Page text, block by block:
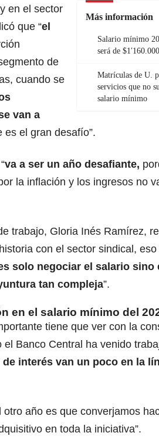
Más información
Salario mínimo
será de
Matrículas de U.
servicios que no
salario mínimo
en el sector
que “el
de
cuando se
van a
es el gran desafío”.
va a ser un año desafiante,
la inflación y los ingresos no
trabajo, Gloria Inés Ramírez,
con el sector sindical,
solo negociar el salario sino
tan compleja”.
en el salario mínimo del
tiene que ver con la
Banco Central ha venido
interés van un poco en la
año es que converjamos
en toda la iniciativa”.